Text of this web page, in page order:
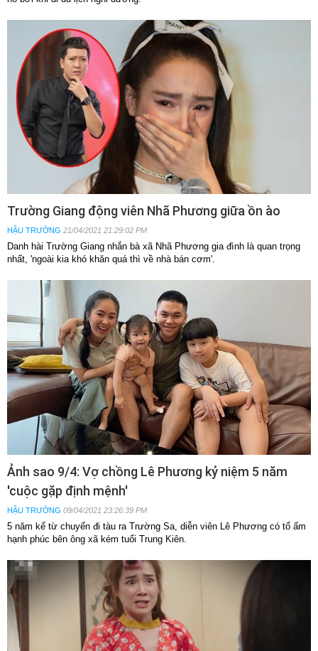
Trường Giang động viên Nhã Phương giữa ồn ào
HẬU TRƯỜNG 21/04/2021 21:29:02 PM
Danh hài Trường Giang nhắn bà xã Nhã Phương gia đình là quan trọng
nhất, 'ngoài kia khó khăn quá thì về nhà bán cơm'.
Ảnh sao 9/4: Vợ chồng Lê Phương kỷ niệm 5 năm
'cuộc gặp định mệnh'
HẬU TRƯỜNG 09/04/2021 23:26:39 PM
5 năm kể từ chuyến đi tàu ra Trường Sa, diễn viên Lê Phương có tổ ấm
hạnh phúc bên ông xã kém tuổi Trung Kiên.